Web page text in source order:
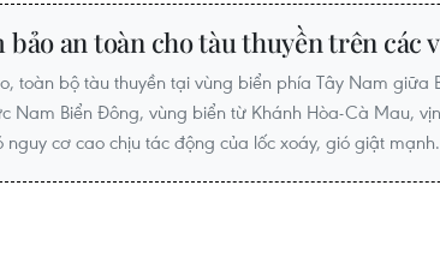
bảo an toàn cho tàu thuyền trên các
toàn bộ tàu thuyền tại vùng biển phía Tây Nam giữa
Nam Biển Đông, vùng biển từ Khánh Hòa-Cà Mau,
nguy cơ cao chịu tác động của lốc xoáy, gió giật mạnh.